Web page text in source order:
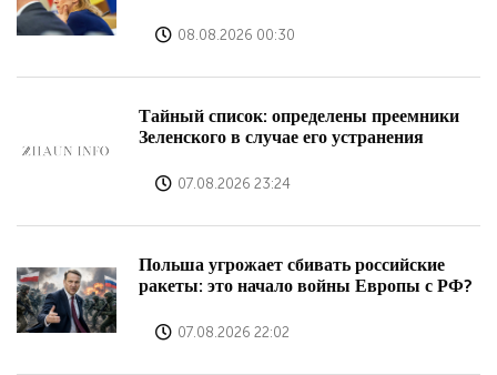
08.08.2026 00:30
Тайный список: определены преемники
Зеленского в случае его устранения
07.08.2026 23:24
Польша угрожает сбивать российские
ракеты: это начало войны Европы с РФ?
07.08.2026 22:02